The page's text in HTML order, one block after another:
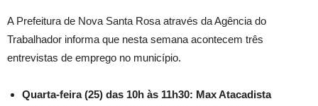
A Prefeitura de Nova Santa Rosa através da Agência do
Trabalhador informa que nesta semana acontecem três
entrevistas de emprego no município.
Quarta-feira (25) das 10h às 11h30: Max Atacadista